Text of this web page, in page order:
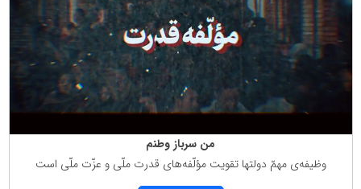
من سرباز وطنم
وظیفه‌ی مهمّ دولتها تقویت مؤلّفه‌های قدرت ملّی و عزّت ملّی است